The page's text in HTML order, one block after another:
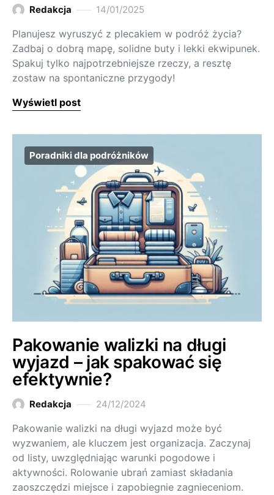
Redakcja 14/01/2025
Planujesz wyruszyć z plecakiem w podróż życia?
Zadbaj o dobrą mapę, solidne buty i lekki ekwipunek.
Spakuj tylko najpotrzebniejsze rzeczy, a resztę
zostaw na spontaniczne przygody!
Wyświetl post
Poradniki dla podróżników
Pakowanie walizki na długi
wyjazd – jak spakować się
efektywnie?
Redakcja 24/12/2024
Pakowanie walizki na długi wyjazd może być
wyzwaniem, ale kluczem jest organizacja. Zaczynaj
od listy, uwzględniając warunki pogodowe i
aktywności. Rolowanie ubrań zamiast składania
zaoszczędzi miejsce i zapobiegnie zagnieceniom.